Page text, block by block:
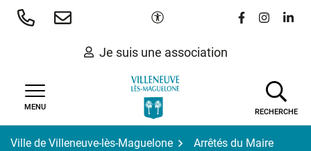
Aller
Paramètres d'accessibilité
Lien vers le
Lien vers
Lien
Je suis une association
MENU
RECHERCHE
Ville de Villeneuve-lès-Maguelone
Arrêtés du Maire